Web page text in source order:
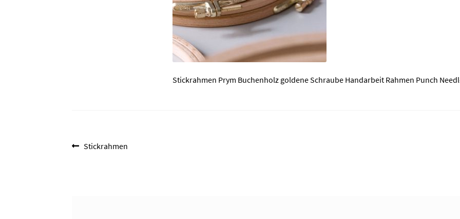
Stickrahmen Prym Buchenholz goldene Schraube Handarbeit Rahmen Punch
Beitragsnavigation
Vorheriger
Stickrahmen